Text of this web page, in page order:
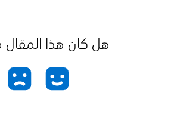
هل كان هذا المقال